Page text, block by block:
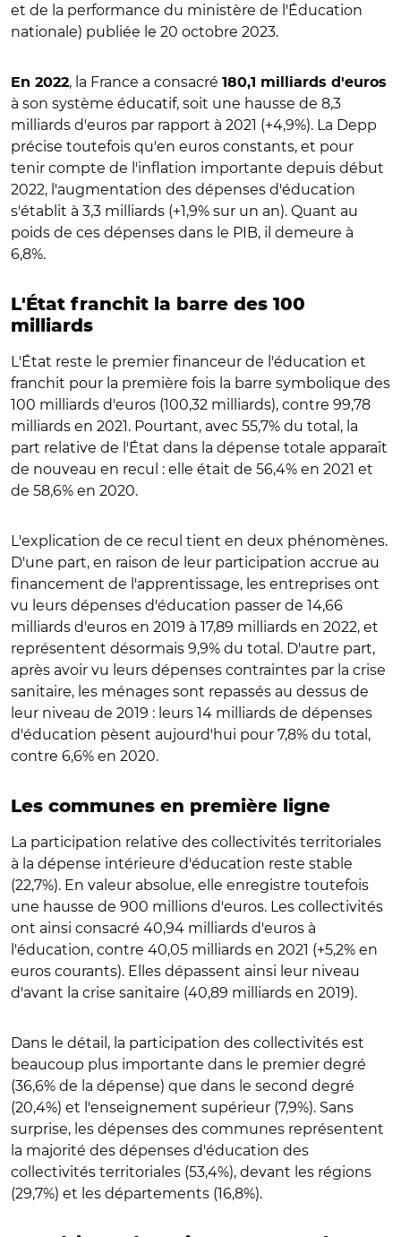
et de la performance du ministère de l'Éducation
nationale) publiée le 20 octobre 2023.
En 2022, la France a consacré 180,1 milliards d'euros
à son système éducatif, soit une hausse de 8,3
milliards d'euros par rapport à 2021 (+4,9%). La Depp
précise toutefois qu'en euros constants, et pour
tenir compte de l'inflation importante depuis début
2022, l'augmentation des dépenses d'éducation
s'établit à 3,3 milliards (+1,9% sur un an). Quant au
poids de ces dépenses dans le PIB, il demeure à
6,8%.
L'État franchit la barre des 100
milliards
L'État reste le premier financeur de l'éducation et
franchit pour la première fois la barre symbolique des
100 milliards d'euros (100,32 milliards), contre 99,78
milliards en 2021. Pourtant, avec 55,7% du total, la
part relative de l'État dans la dépense totale apparaît
de nouveau en recul : elle était de 56,4% en 2021 et
de 58,6% en 2020.
L'explication de ce recul tient en deux phénomènes.
D'une part, en raison de leur participation accrue au
financement de l'apprentissage, les entreprises ont
vu leurs dépenses d'éducation passer de 14,66
milliards d'euros en 2019 à 17,89 milliards en 2022, et
représentent désormais 9,9% du total. D'autre part,
après avoir vu leurs dépenses contraintes par la crise
sanitaire, les ménages sont repassés au dessus de
leur niveau de 2019 : leurs 14 milliards de dépenses
d'éducation pèsent aujourd'hui pour 7,8% du total,
contre 6,6% en 2020.
Les communes en première ligne
La participation relative des collectivités territoriales
à la dépense intérieure d'éducation reste stable
(22,7%). En valeur absolue, elle enregistre toutefois
une hausse de 900 millions d'euros. Les collectivités
ont ainsi consacré 40,94 milliards d'euros à
l'éducation, contre 40,05 milliards en 2021 (+5,2% en
euros courants). Elles dépassent ainsi leur niveau
d'avant la crise sanitaire (40,89 milliards en 2019).
Dans le détail, la participation des collectivités est
beaucoup plus importante dans le premier degré
(36,6% de la dépense) que dans le second degré
(20,4%) et l'enseignement supérieur (7,9%). Sans
surprise, les dépenses des communes représentent
la majorité des dépenses d'éducation des
collectivités territoriales (53,4%), devant les régions
(29,7%) et les départements (16,8%).